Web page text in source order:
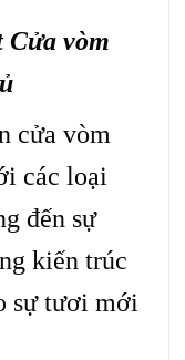
Cửa vòm
cửa vòm
các loại
đến sự
kiến trúc
sự tươi mới